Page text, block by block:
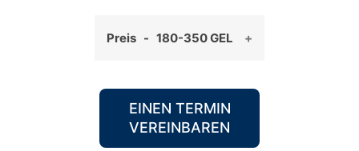
Preis - 180-350 GEL
EINEN TERMIN
VEREINBAREN